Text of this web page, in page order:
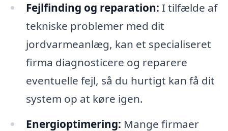
Fejlfinding og reparation: I tilfælde af
tekniske problemer med dit
jordvarmeanlæg, kan et specialiseret
firma diagnosticere og reparere
eventuelle fejl, så du hurtigt kan få dit
system op at køre igen.
Energioptimering: Mange firmaer